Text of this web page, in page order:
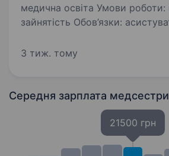
медична освіта Умови роботи: повна
зайнятість Обов’язки:
3 тиж. тому
Середня зарплата медсестри
21500 грн